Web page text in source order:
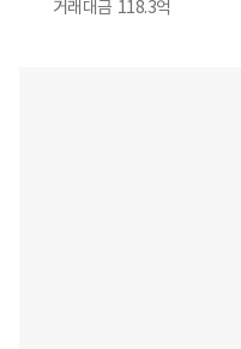
거래대금 118.3억